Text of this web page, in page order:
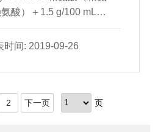
酸）＋1.5 g/100 mL
取的 鸡胸肉蛋白的凝胶
法和动态流变结果表明：
加热过程中具有3 个明显
具有 更高的储能模量；添
间: 2019-09-26
2 下一页 页